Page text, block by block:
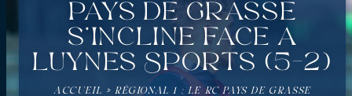
Pays de Grasse
s’incline face à
Luynes Sports (5-2)
ACCUEIL »RÉGIONAL 1 : LE RC PAYS DE GRASSE